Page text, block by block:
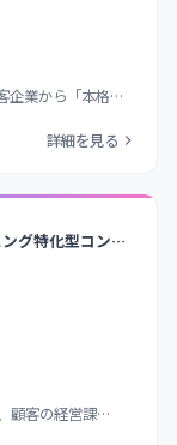
企業から「本格…
詳細を見る
グロース上場のAI/ディープラーニング特化型コンサル&開発企業/大手企業向けAIソリューションを多数提供/衛星画像解析等の独自プロダクト展開
顧客の経営課…